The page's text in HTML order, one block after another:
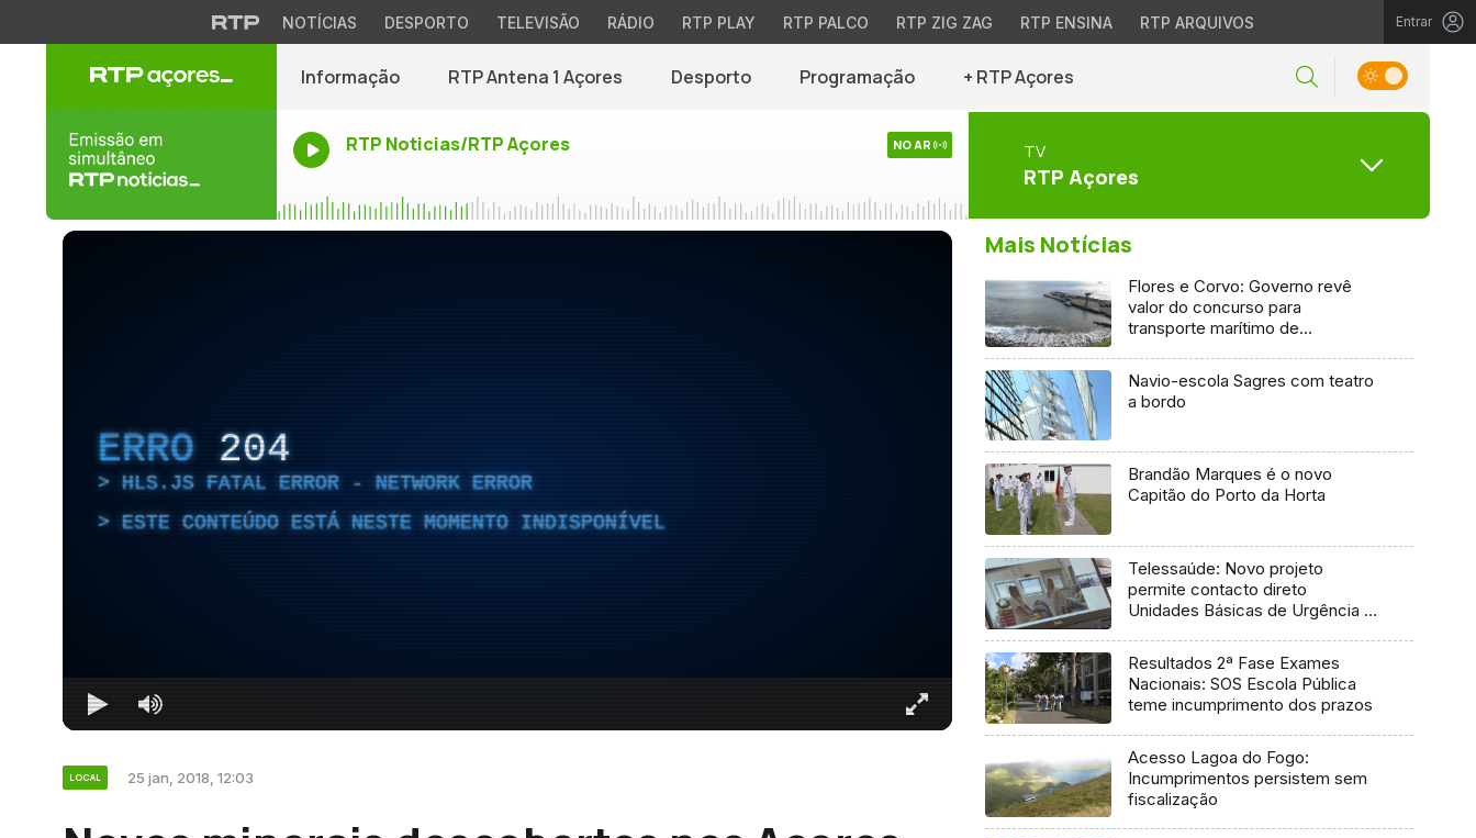
NOTÍCIAS DESPORTO TELEVISÃO RÁDIO RTP PLAY RTP PALCO RTP ZIG ZAG RTP ENSINA RTP ARQUIVOS Entrar
Informação RTP Antena 1 Açores Desporto Programação + RTP Açores
RTP Noticias/RTP Açores NO AR TV
RTP Açores
ERRO 204
HLS.JS FATAL ERROR - NETWORK ERROR
ESTE CONTEÚDO ESTÁ NESTE MOMENTO INDISPONÍVEL
LOCAL 25 jan, 2018, 12:03
Mais Notícias
Flores e Corvo: Governo revê
valor do concurso para
transporte marítimo de
Navio-escola Sagres com teatro
a bordo
Brandão Marques é o novo
Capitão do Porto da Horta
Telessaúde: Novo projeto
permite contacto direto
Unidades Básicas de Urgência e
Resultados 2ª Fase Exames
Nacionais: SOS Escola Pública
teme incumprimento dos prazos
Acesso Lagoa do Fogo:
Incumprimentos persistem sem
fiscalização